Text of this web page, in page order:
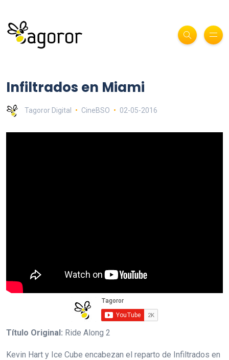
Infiltrados en Miami
Tagoror Digital CineBSO 02-05-2016
Título Original: Ride Along 2
Kevin Hart y Ice Cube encabezan el reparto de Infiltrados en